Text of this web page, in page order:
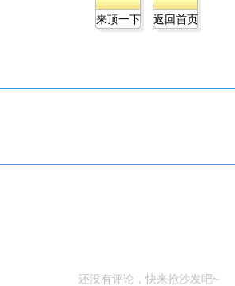
来顶一下 返回首页
还没有评论，快来抢沙发吧~